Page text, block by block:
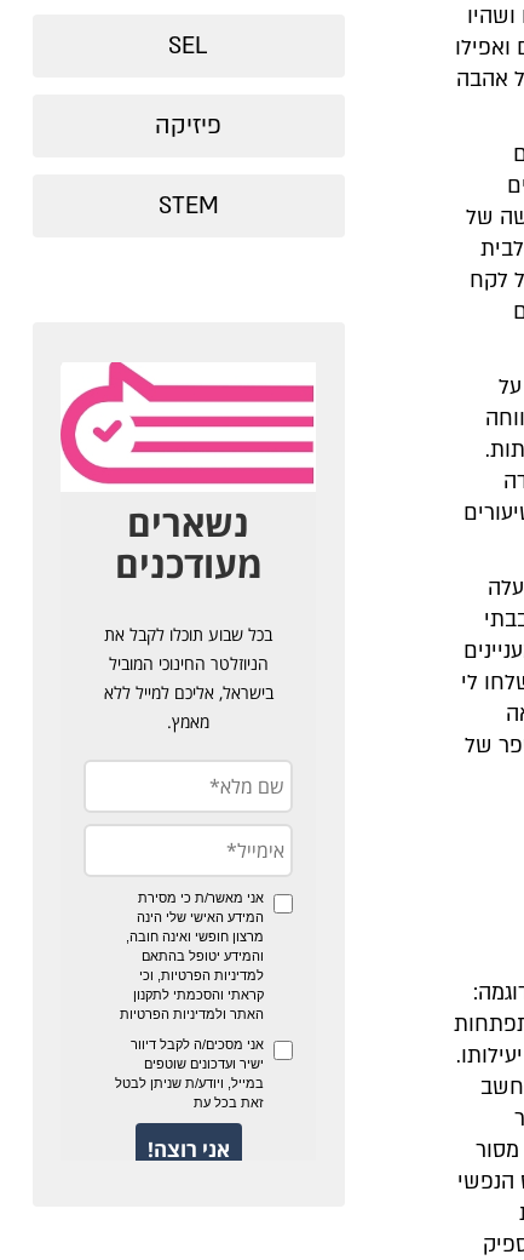
אהבה
של
לקח
לי
של
הנפשי
SEL
פיזיקה
STEM